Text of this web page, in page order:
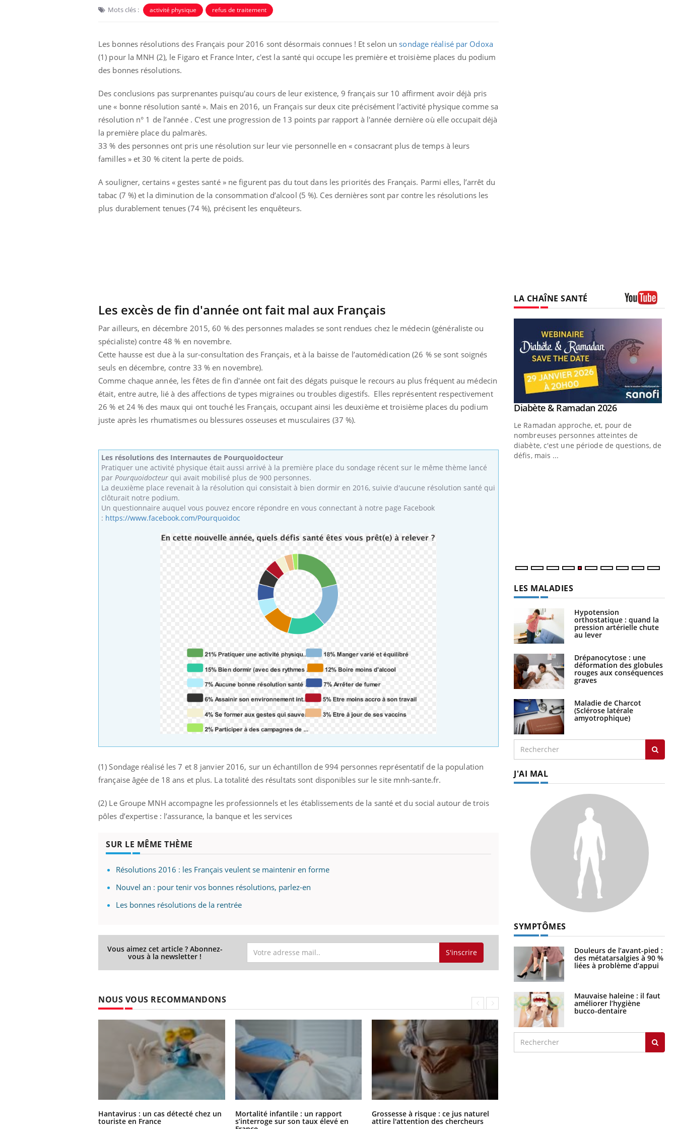
Mots clés : activité physique refus de traitement
Les bonnes résolutions des Français pour 2016 sont désormais connues ! Et selon un sondage réalisé par Odoxa
(1) pour la MNH (2), le Figaro et France Inter, c'est la santé qui occupe les première et troisième places du podium
des bonnes résolutions.
Des conclusions pas surprenantes puisqu'au cours de leur existence, 9 français sur 10 affirment avoir déjà pris
une « bonne résolution santé ». Mais en 2016, un Français sur deux cite précisément l’activité physique comme sa
résolution n° 1 de l’année . C'est une progression de 13 points par rapport à l'année dernière où elle occupait déjà
la première place du palmarès.
33 % des personnes ont pris une résolution sur leur vie personnelle en « consacrant plus de temps à leurs
familles » et 30 % citent la perte de poids.
A souligner, certains « gestes santé » ne figurent pas du tout dans les priorités des Français. Parmi elles, l’arrêt du
tabac (7 %) et la diminution de la consommation d’alcool (5 %). Ces dernières sont par contre les résolutions les
plus durablement tenues (74 %), précisent les enquêteurs.
Les excès de fin d'année ont fait mal aux Français
Par ailleurs, en décembre 2015, 60 % des personnes malades se sont rendues chez le médecin (généraliste ou
spécialiste) contre 48 % en novembre.
Cette hausse est due à la sur-consultation des Français, et à la baisse de l’automédication (26 % se sont soignés
seuls en décembre, contre 33 % en novembre).
Comme chaque année, les fêtes de fin d'année ont fait des dégats puisque le recours au plus fréquent au médecin
était, entre autre, lié à des affections de types migraines ou troubles digestifs. Elles représentent respectivement
26 % et 24 % des maux qui ont touché les Français, occupant ainsi les deuxième et troisième places du podium
juste après les rhumatismes ou blessures osseuses et musculaires (37 %).
Les résolutions des Internautes de Pourquoidocteur
Pratiquer une activité physique était aussi arrivé à la première place du sondage récent sur le même thème lancé
par Pourquoidocteur qui avait mobilisé plus de 900 personnes.
La deuxième place revenait à la résolution qui consistait à bien dormir en 2016, suivie d'aucune résolution santé qui
clôturait notre podium.
Un questionnaire auquel vous pouvez encore répondre en vous connectant à notre page Facebook
: https://www.facebook.com/Pourquoidoc
(1) Sondage réalisé les 7 et 8 janvier 2016, sur un échantillon de 994 personnes représentatif de la population
française âgée de 18 ans et plus. La totalité des résultats sont disponibles sur le site mnh-sante.fr.
(2) Le Groupe MNH accompagne les professionnels et les établissements de la santé et du social autour de trois
pôles d’expertise : l’assurance, la banque et les services
SUR LE MÊME THÈME
Résolutions 2016 : les Français veulent se maintenir en forme
Nouvel an : pour tenir vos bonnes résolutions, parlez-en
Les bonnes résolutions de la rentrée
Vous aimez cet article ? Abonnez-
vous à la newsletter ! S'inscrire
NOUS VOUS RECOMMANDONS
Hantavirus : un cas détecté chez un
touriste en France
Mortalité infantile : un rapport
s’interroge sur son taux élevé en
Grossesse à risque : ce jus naturel
attire l'attention des chercheurs
LA CHAÎNE SANTÉ
Carence en fer : comprendre pour
Youtube
carence en fer sont multiples ce qui la rend
Youtube
Insuline & Charge mentale : et si on
osait en parler?? Youtube
patients comme parfois chez les soignants.
Youtube
Eczéma Chronique des Mains : se
sont ...
Youtube
Diabète & Ramadan 2026Youtube
Le Ramadan approche, et, pour de
nombreuses personnes atteintes de
diabète, c'est une période de questions, de
défis, mais ...
LES MALADIES
Hypotension
orthostatique : quand la
pression artérielle chute
au lever
Drépanocytose : une
déformation des globules
rouges aux conséquences
graves
Maladie de Charcot
(Sclérose latérale
amyotrophique)
J'AI MAL
SYMPTÔMES
Douleurs de l’avant-pied :
des métatarsalgies à 90 %
liées à problème d’appui
Mauvaise haleine : il faut
améliorer l’hygiène
bucco-dentaire